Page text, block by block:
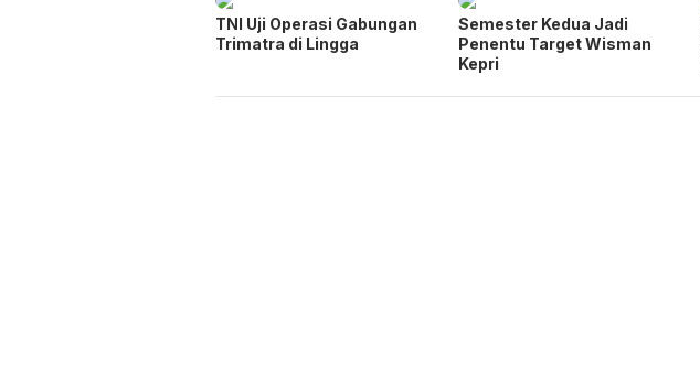
TNI Uji Operasi Gabungan
Trimatra di Lingga
Semester Kedua Jadi
Penentu Target Wisman
Kepri